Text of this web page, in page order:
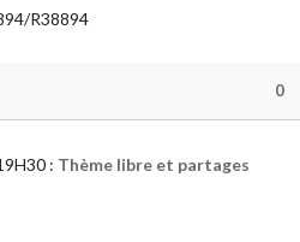
R38894
0
: Thème libre et partages